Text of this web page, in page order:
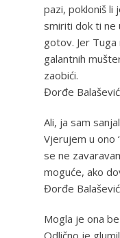
pazi, pokloniš li
smiriti dok ti ne
gotov. Jer Tuga
galantnih
zaobići.
Đorđe Balašević
Ali, ja sam
Vjerujem u ono
se ne
moguće, ako
Đorđe Balašević
Mogla je ona
Odlično je